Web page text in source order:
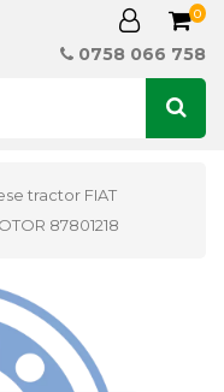
0
0758 066 758
tractor FIAT
87801218